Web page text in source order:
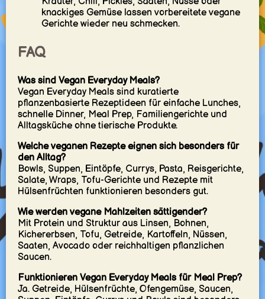
knackiges Gemüse lassen vorbereitete vegane
Gerichte wieder neu schmecken.
FAQ
Was sind Vegan Everyday Meals?
Vegan Everyday Meals sind kuratierte
pflanzenbasierte Rezeptideen für einfache Lunches,
schnelle Dinner, Meal Prep, Familiengerichte und
Alltagsküche ohne tierische Produkte.
Welche veganen Rezepte eignen sich besonders für
den Alltag?
Bowls, Suppen, Eintöpfe, Currys, Pasta, Reisgerichte,
Salate, Wraps, Tofu-Gerichte und Rezepte mit
Hülsenfrüchten funktionieren besonders gut.
Wie werden vegane Mahlzeiten sättigender?
Mit Protein und Struktur aus Linsen, Bohnen,
Kichererbsen, Tofu, Getreide, Kartoffeln, Nüssen,
Saaten, Avocado oder reichhaltigen pflanzlichen
Saucen.
Funktionieren Vegan Everyday Meals für Meal Prep?
Ja. Getreide, Hülsenfrüchte, Ofengemüse, Saucen,